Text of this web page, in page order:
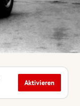
Aktivieren